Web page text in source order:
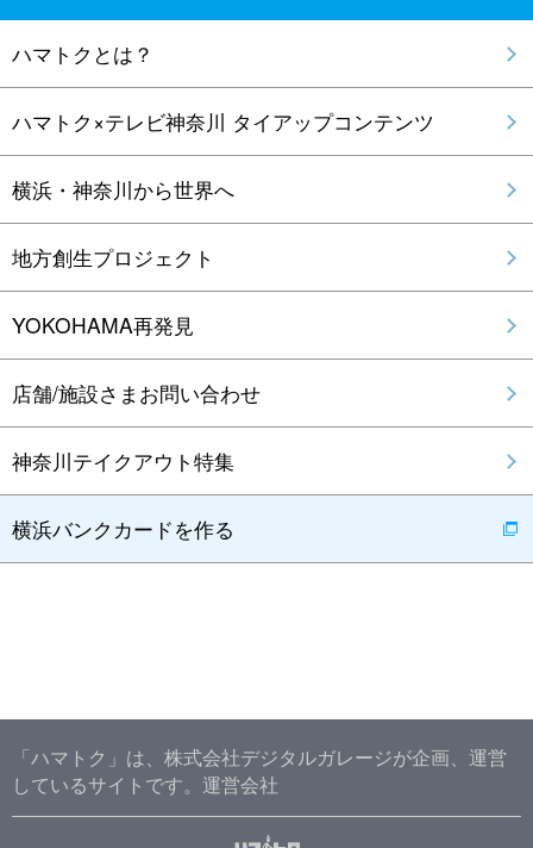
ハマトクとは？
ハマトク×テレビ神奈川 タイアップコンテンツ
横浜・神奈川から世界へ
地方創生プロジェクト
YOKOHAMA再発見
店舗/施設さまお問い合わせ
神奈川テイクアウト特集
横浜バンクカードを作る
「ハマトク」は、株式会社デジタルガレージが企画、運営
しているサイトです。 運営会社